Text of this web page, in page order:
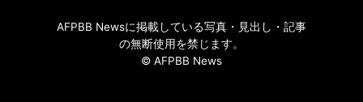
AFPBB Newsに掲載している写真・見出し・記事
の無断使用を禁じます。
© AFPBB News